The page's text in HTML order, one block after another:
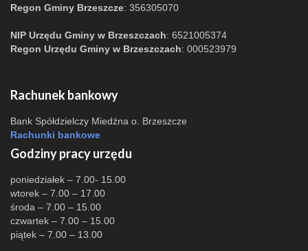
Regon Gminy Brzeszcze: 356305070
NIP Urzędu Gminy w Brzeszczach: 6521005374
Regon Urzędu Gminy w Brzeszczach: 000523979
Rachunek bankowy
Bank Spółdzielczy Miedźna o. Brzeszcze
Rachunki bankowe
Godziny pracy urzędu
poniedziałek – 7.00- 15.00
wtorek – 7.00 – 17.00
środa – 7.00 – 15.00
czwartek – 7.00 – 15.00
piątek – 7.00 – 13.00